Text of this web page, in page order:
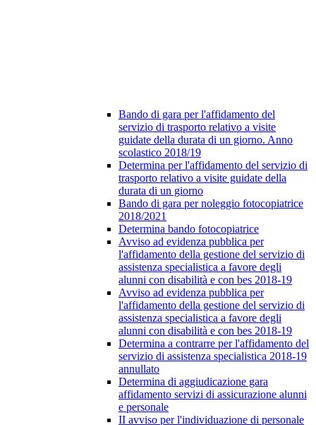
Bando di gara per l'affidamento del
servizio di trasporto relativo a visite
guidate della durata di un giorno. Anno
scolastico 2018/19
Determina per l'affidamento del servizio di
trasporto relativo a visite guidate della
durata di un giorno
Bando di gara per noleggio fotocopiatrice
2018/2021
Determina bando fotocopiatrice
Avviso ad evidenza pubblica per
l'affidamento della gestione del servizio di
assistenza specialistica a favore degli
alunni con disabilità e con bes 2018-19
Avviso ad evidenza pubblica per
l'affidamento della gestione del servizio di
assistenza specialistica a favore degli
alunni con disabilità e con bes 2018-19
Determina a contrarre per l'affidamento del
servizio di assistenza specialistica 2018-19
annullato
Determina di aggiudicazione gara
affidamento servizi di assicurazione alunni
e personale
II avviso per l'individuazione di personale